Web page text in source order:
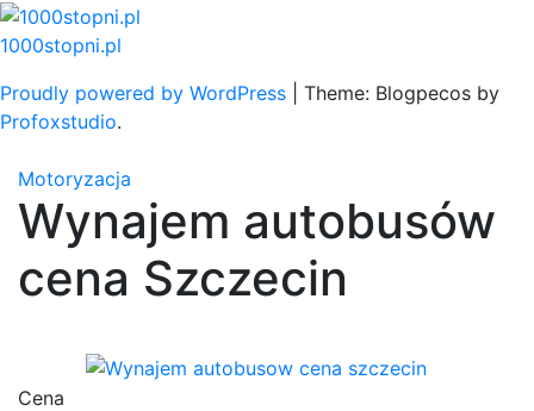
Skip
to
1000stopni.pl
Proudly powered by WordPress
Theme: Blogpecos by
Profoxstudio.
Motoryzacja
Wynajem autobusów
cena Szczecin
Cena